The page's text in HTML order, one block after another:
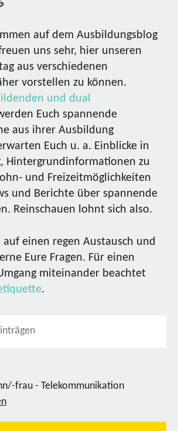
auf dem Ausbildungsblog
uns sehr, hier unseren
aus verschiedenen
vorstellen zu können.
und dual
Euch spannende
aus ihrer Ausbildung
Euch u. a. Einblicke in
Hintergrundinformationen zu
und Freizeitmöglichkeiten
und Berichte über spannende
Reinschauen lohnt sich also.
einen regen Austausch und
Eure Fragen. Für einen
miteinander beachtet
.
frau - Telekommunikation